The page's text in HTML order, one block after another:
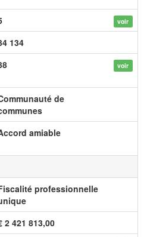
voir
134
voir
de
amiable
professionnelle
2 421 813,00